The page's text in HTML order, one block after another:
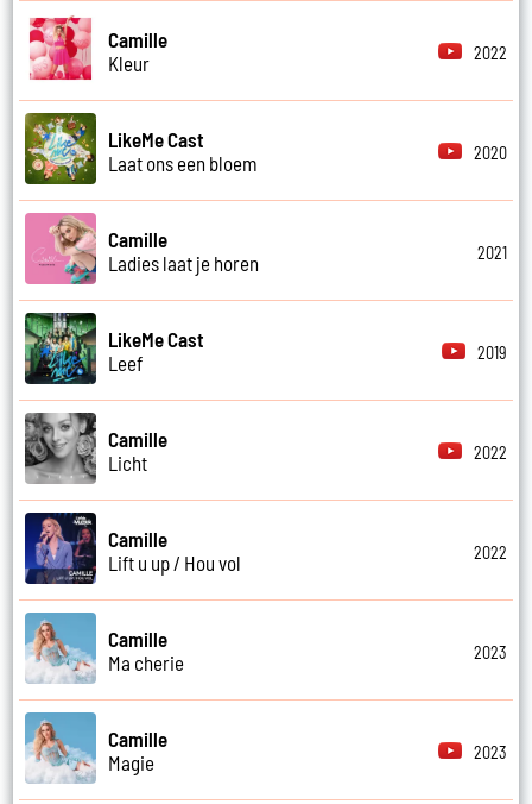
Camille
Kleur
2022
LikeMe Cast
Laat ons een bloem
2020
Camille
Ladies laat je horen
2021
LikeMe Cast
Leef
2019
Camille
Licht
2022
Camille
Lift u up / Hou vol
2022
Camille
Ma cherie
2023
Camille
Magie
2023